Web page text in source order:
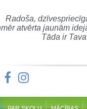
Radoša,
atvērta jaunām
Tāda ir